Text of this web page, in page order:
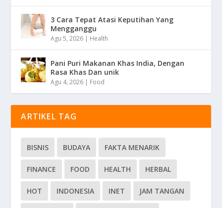
3 Cara Tepat Atasi Keputihan Yang
Mengganggu
Agu 5, 2026 | Health
Pani Puri Makanan Khas India, Dengan
Rasa Khas Dan unik
Agu 4, 2026 | Food
ARTIKEL TAG
BISNIS BUDAYA FAKTA MENARIK
FINANCE FOOD HEALTH HERBAL
HOT INDONESIA INET JAM TANGAN